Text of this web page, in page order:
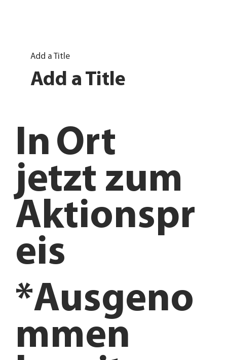
jetzt zum
Aktionspr
eis
In Ort
*Ausgeno
mmen
Add a Title
Add a Title